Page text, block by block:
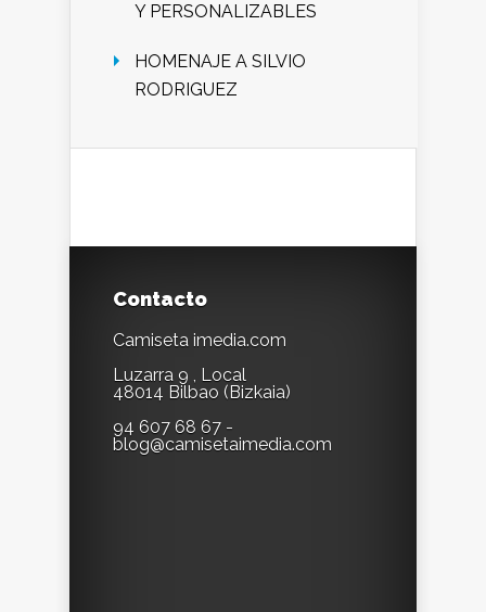
Y PERSONALIZABLES
HOMENAJE A SILVIO
RODRIGUEZ
Contacto
Camiseta imedia.com
Luzarra 9 , Local
48014 Bilbao (Bizkaia)
94 607 68 67 -
blog@camisetaimedia.com